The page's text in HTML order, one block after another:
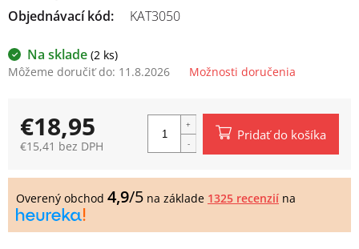
Na sklade (2 ks)
Môžeme doručiť do: 11.8.2026 Možnosti doručenia
Objednávací kód:
KAT3050
€18,95
€15,41 bez DPH
cena:
Pridať do košíka
Overený obchod 4,9/5 na základe 1325 recenzií na